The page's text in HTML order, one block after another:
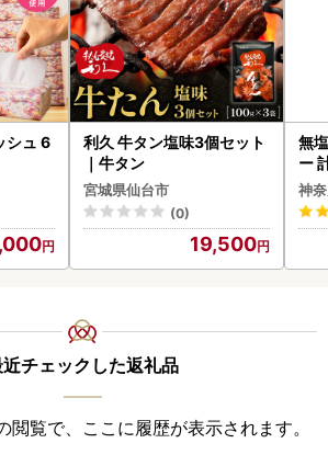
シュ 6
利久 牛タン塩味3個セット
｜牛タン
宮城県仙台市
(0)
19,500
無
ー
】
神
チェックした返礼品
閲覧で、ここに履歴が表示されます。